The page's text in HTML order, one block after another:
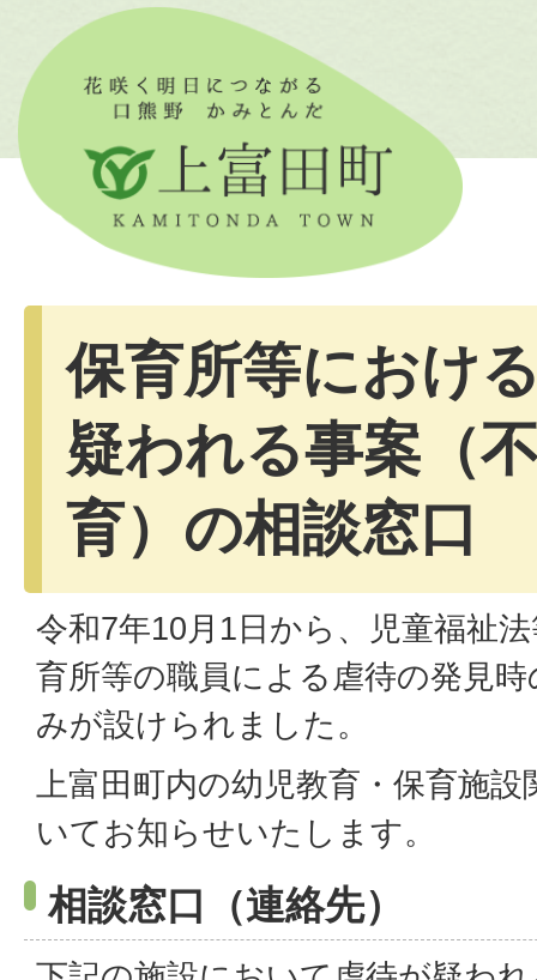
保育所等におけ
疑われる事案（
育）の相談窓口
令和7年10月1日から、児童福祉
育所等の職員による虐待の発見
みが設けられました。
上富田町内の幼児教育・保育施
いてお知らせいたします。
相談窓口（連絡先）